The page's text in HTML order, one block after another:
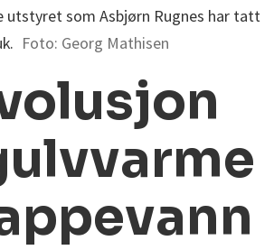
utstyret som Asbjørn Rugnes har tatt
Foto: Georg Mathisen